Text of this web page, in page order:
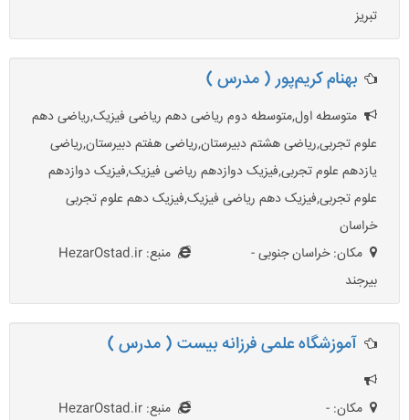
تبریز
بهنام کریم‌پور ( مدرس )
متوسطه اول,متوسطه دوم ریاضی دهم ریاضی فیزیک,ریاضی دهم
علوم تجربی,ریاضی هشتم دبیرستان,ریاضی هفتم دبیرستان,ریاضی
یازدهم علوم تجربی,فیزیک دوازدهم ریاضی فیزیک,فیزیک دوازدهم
علوم تجربی,فیزیک دهم ریاضی فیزیک,فیزیک دهم علوم تجربی
خراسان
مکان: خراسان جنوبی -
بیرجند
منبع: HezarOstad.ir
آموزشگاه علمی فرزانه بیست ( مدرس )
مکان: - منبع: HezarOstad.ir